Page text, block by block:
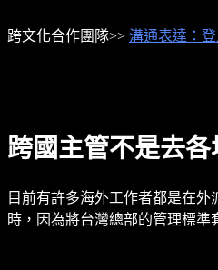
跨文化合作團隊>> 溝通表達：
跨國主管不是去
目前有許多海外工作者都是在
時，因為將台灣總部的管理標準